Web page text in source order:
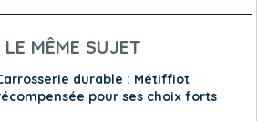
LE MÊME SUJET
durable : Métiffiot
pour ses choix forts